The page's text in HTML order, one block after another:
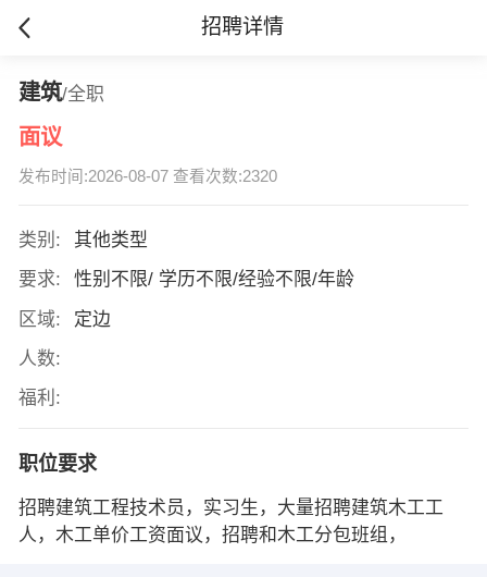
招聘详情
建筑/全职
面议
发布时间:2026-08-07 查看次数:2320
类别:
其他类型
要求:
性别不限/ 学历不限/经验不限/年龄
区域:
定边
人数:
福利:
职位要求
招聘建筑工程技术员，实习生，大量招聘建筑木工工
人，木工单价工资面议，招聘和木工分包班组，